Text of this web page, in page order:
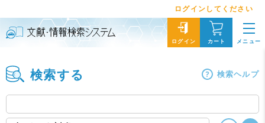
ログインしてください
ログイン カート メニュー
検索する 検索ヘルプ